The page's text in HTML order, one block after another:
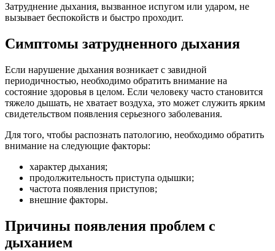
Затруднение дыхания, вызванное испугом или ударом, не
вызывает беспокойств и быстро проходит.
Симптомы затрудненного дыхания
Если нарушение дыхания возникает с завидной
периодичностью, необходимо обратить внимание на
состояние здоровья в целом. Если человеку часто становится
тяжело дышать, не хватает воздуха, это может служить ярким
свидетельством появления серьезного заболевания.
Для того, чтобы распознать патологию, необходимо обратить
внимание на следующие факторы:
характер дыхания;
продолжительность приступа одышки;
частота появления приступов;
внешние факторы.
Причины появления проблем с
дыханием